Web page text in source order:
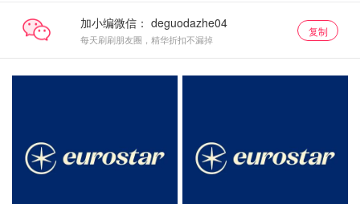
加小编微信：
每天刷刷朋友圈，精华折扣不漏掉
复制